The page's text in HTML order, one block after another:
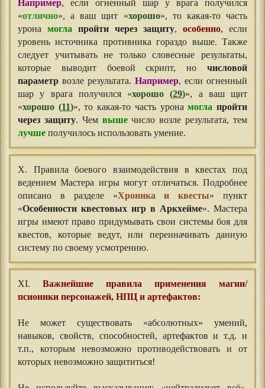
Например, если огненный шар у врага получился
«отлично», а ваш щит «хорошо», то какая-то часть
урона могла пройти через защиту, особенно, если
уровень источника противника гораздо выше. Также
следует учитывать не только словесные результаты,
которые выводит боевой скрипт, но числовой
параметр возле результата. Например, если огненный
шар у врага получился «хорошо (29)», а ваш щит
«хорошо (11)», то какая-то часть уронамогла пройти
через защиту. Чем вышечисло возле результата, тем
лучше получилось использовать умение.
X. Правила боевого взаимодействия в квестах под
ведением Мастера игры могут отличаться. Подробнее
описано в разделе «Хроника и квесты» пункт
«Особенности квестовых игр в Аркхейме». Мастера
игры имеют право придумывать свои системы боя для
квестов, которые ведут, или переиначивать данную
систему по своему усмотрению.
XI. Важнейшие правила применения магии/
псионики персонажей, НПЦ и артефактов:
Не может существовать «абсолютных» умений,
навыков, свойств, способностей, артефактов и т.д. и
т.п., которым невозможно противодействовать и от
которых невозможно защититься!